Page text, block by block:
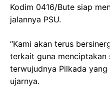
Kodim 0416/Bute siap
jalannya PSU.
“Kami akan terus
terkait guna menciptakan
terwujudnya Pilkada
ujarnya.